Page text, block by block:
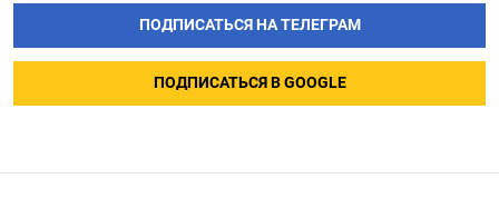
ПОДПИСАТЬСЯ НА ТЕЛЕГРАМ
ПОДПИСАТЬСЯ В GOOGLE